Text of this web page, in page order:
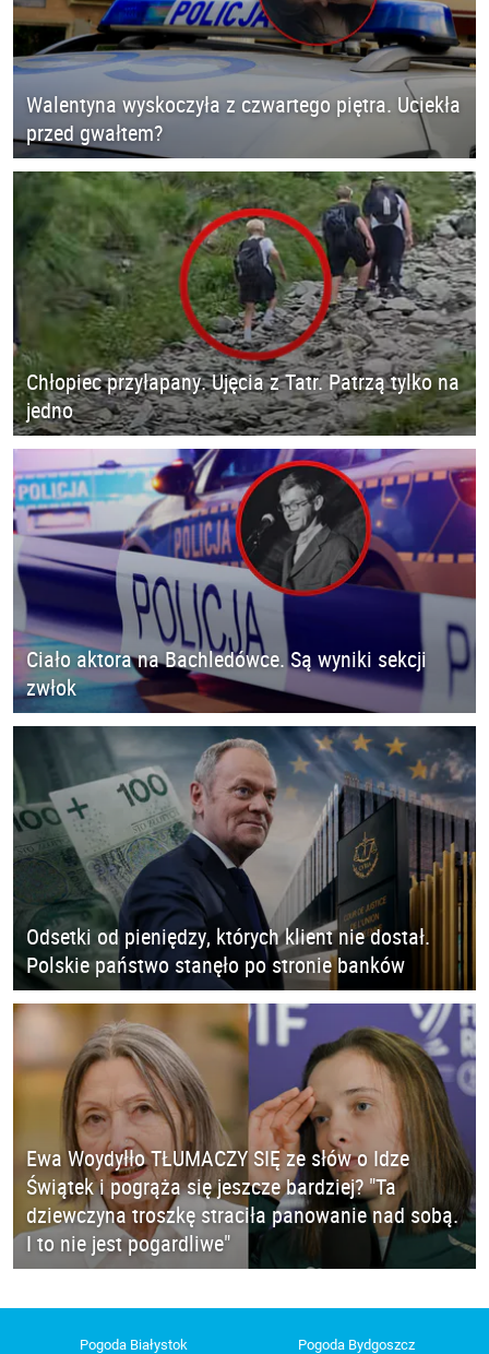
Walentyna wyskoczyła z czwartego piętra. Uciekła
przed gwałtem?
Chłopiec przyłapany. Ujęcia z Tatr. Patrzą tylko na
jedno
Ciało aktora na Bachledówce. Są wyniki sekcji
zwłok
Odsetki od pieniędzy, których klient nie dostał.
Polskie państwo stanęło po stronie banków
Ewa Woydyłło TŁUMACZY SIĘ ze słów o Idze
Świątek i pogrąża się jeszcze bardziej? "Ta
dziewczyna troszkę straciła panowanie nad sobą.
I to nie jest pogardliwe"
Pogoda Białystok Pogoda Bydgoszcz